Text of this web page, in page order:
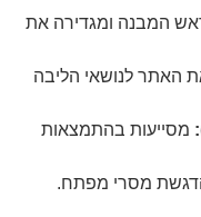
המבנה ומגדירה את
האתר לנושאי הליבה
מסייעות בהתמצאות
מסרי מפתח.